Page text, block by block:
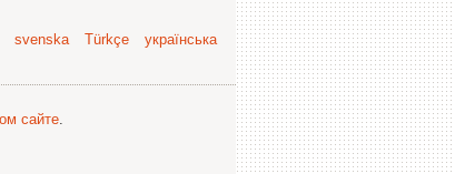
svenska Türkçe
українська
сайте.